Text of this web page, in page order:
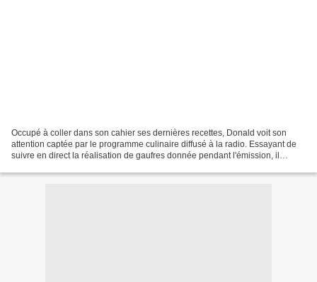
Occupé à coller dans son cahier ses dernières recettes, Donald voit son
attention captée par le programme culinaire diffusé à la radio. Essayant de
suivre en direct la réalisation de gaufres donnée pendant l'émission, il